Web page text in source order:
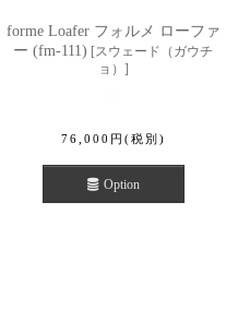
forme Loafer フォルメ ローファ
ー (fm-111) [スウェード（ガウチ
ョ） ]
76,000 円 (税別)
Option